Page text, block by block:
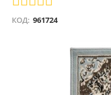
КОД: 961724